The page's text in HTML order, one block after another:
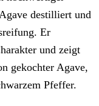
destilliert und
Er
und zeigt
gekochter Agave,
Pfeffer.